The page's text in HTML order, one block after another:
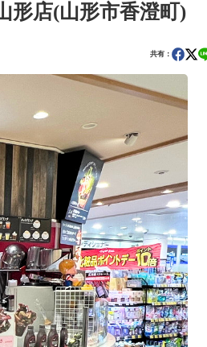
形店(山形市香澄町)
共有：